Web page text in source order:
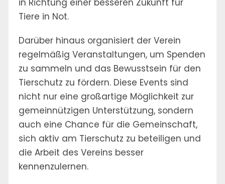
in Richtung einer besseren Zukunft für
Tiere in Not.
Darüber hinaus organisiert der Verein
regelmäßig Veranstaltungen, um Spenden
zu sammeln und das Bewusstsein für den
Tierschutz zu fördern. Diese Events sind
nicht nur eine großartige Möglichkeit zur
gemeinnützigen Unterstützung, sondern
auch eine Chance für die Gemeinschaft,
sich aktiv am Tierschutz zu beteiligen und
die Arbeit des Vereins besser
kennenzulernen.